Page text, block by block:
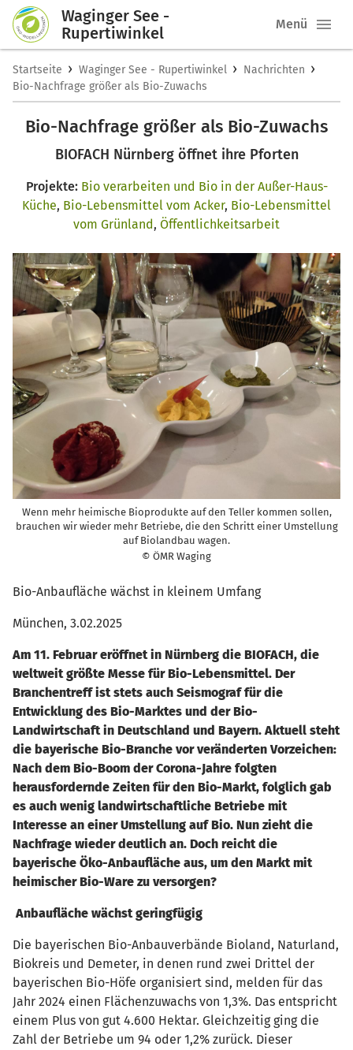
Waginger See -
Rupertiwinkel
Menü
Startseite › Waginger See - Rupertiwinkel › Nachrichten ›
Bio-Nachfrage größer als Bio-Zuwachs
Bio-Nachfrage größer als Bio-Zuwachs
BIOFACH Nürnberg öffnet ihre Pforten
Projekte: Bio verarbeiten und Bio in der Außer-Haus-
Küche, Bio-Lebensmittel vom Acker, Bio-Lebensmittel
vom Grünland, Öffentlichkeitsarbeit
Wenn mehr heimische Bioprodukte auf den Teller kommen sollen,
brauchen wir wieder mehr Betriebe, die den Schritt einer Umstellung
auf Biolandbau wagen.
© ÖMR Waging
Bio-Anbaufläche wächst in kleinem Umfang
München, 3.02.2025
Am 11. Februar eröffnet in Nürnberg die BIOFACH, die
weltweit größte Messe für Bio-Lebensmittel. Der
Branchentreff ist stets auch Seismograf für die
Entwicklung des Bio-Marktes und der Bio-
Landwirtschaft in Deutschland und Bayern. Aktuell steht
die bayerische Bio-Branche vor veränderten Vorzeichen:
Nach dem Bio-Boom der Corona-Jahre folgten
herausfordernde Zeiten für den Bio-Markt, folglich gab
es auch wenig landwirtschaftliche Betriebe mit
Interesse an einer Umstellung auf Bio. Nun zieht die
Nachfrage wieder deutlich an. Doch reicht die
bayerische Öko-Anbaufläche aus, um den Markt mit
heimischer Bio-Ware zu versorgen?
Anbaufläche wächst geringfügig
Die bayerischen Bio-Anbauverbände Bioland, Naturland,
Biokreis und Demeter, in denen rund zwei Drittel der
bayerischen Bio-Höfe organisiert sind, melden für das
Jahr 2024 einen Flächenzuwachs von 1,3%. Das entspricht
einem Plus von gut 4.600 Hektar. Gleichzeitig ging die
Zahl der Betriebe um 94 oder 1,2% zurück. Dieser